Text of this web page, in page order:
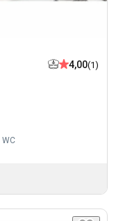
4,00(1)
WC